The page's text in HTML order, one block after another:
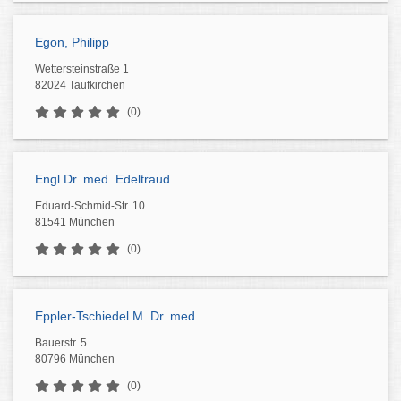
Egon, Philipp
Wettersteinstraße 1
82024 Taufkirchen
(0)
Engl Dr. med. Edeltraud
Eduard-Schmid-Str. 10
81541 München
(0)
Eppler-Tschiedel M. Dr. med.
Bauerstr. 5
80796 München
(0)